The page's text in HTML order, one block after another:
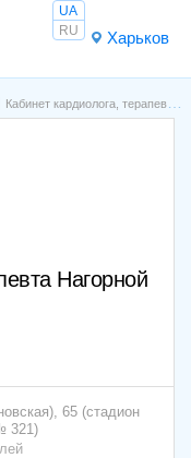
Харьков
UA
RU
Кабинет кардиолога, терапевта Нагорной В. Г.
Нагорной
65 (стадион
321)